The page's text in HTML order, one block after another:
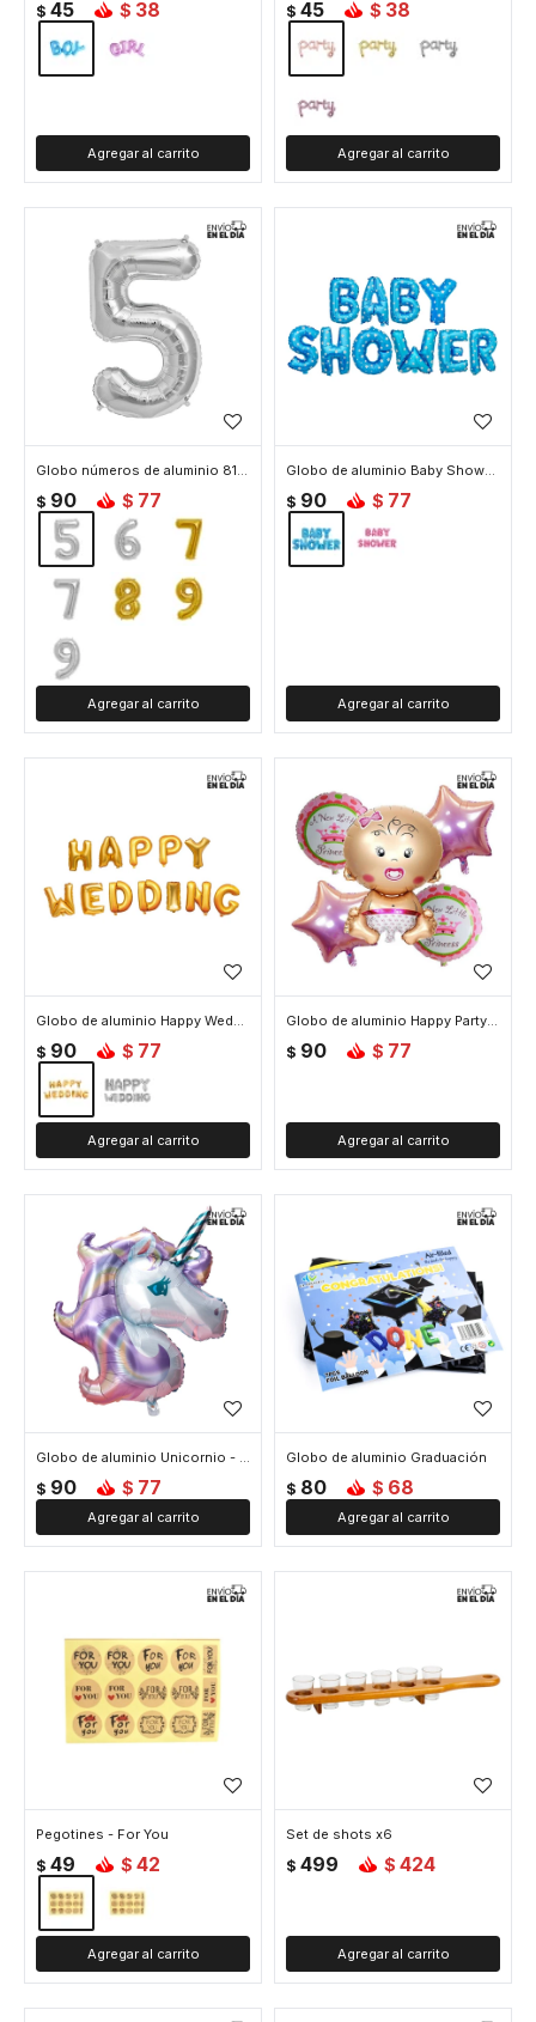
$ 45 $ 38 $ 45 $ 38
Globo números de aluminio 81 cm - 5 Plata
$ 90 $ 77
Globo de aluminio Baby Shower - Celeste
$ 90 $ 77
Globo de aluminio Happy Wedding - Dorado
$ 90 $ 77
Globo de aluminio Happy Party - Rosado
$ 90 $ 77
Globo de aluminio Unicornio - Violeta
$ 90 $ 77
Globo de aluminio Graduación
$ 80 $ 68
Pegotines - For You
$ 49 $ 42
Set de shots x6
$ 499 $ 424